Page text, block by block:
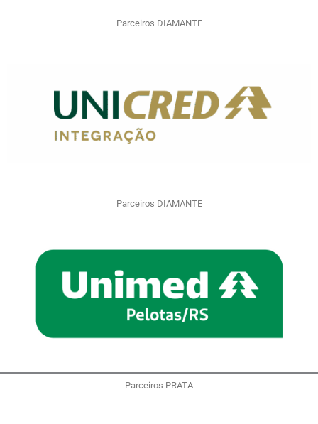
Parceiros DIAMANTE
Parceiros DIAMANTE
Parceiros PRATA